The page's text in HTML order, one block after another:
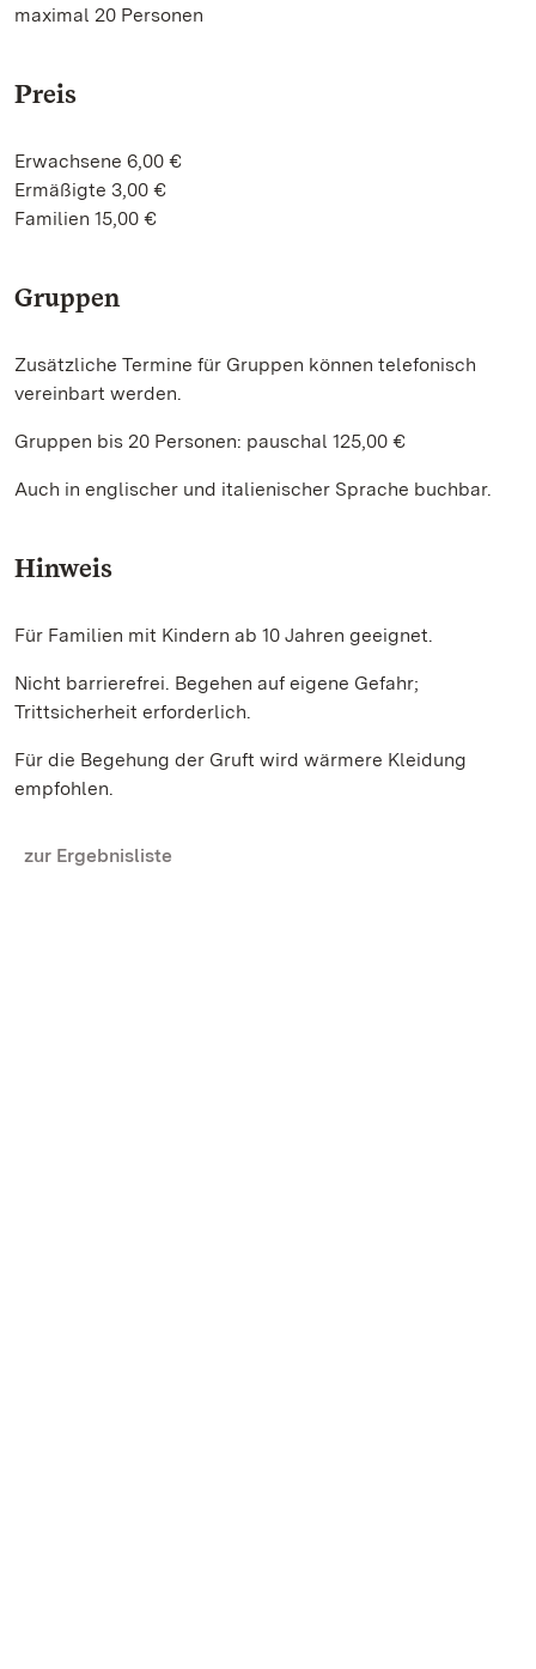
maximal 20 Personen
Preis
Erwachsene 6,00 €
Ermäßigte 3,00 €
Familien 15,00 €
Gruppen
Zusätzliche Termine für Gruppen können telefonisch
vereinbart werden.
Gruppen bis 20 Personen: pauschal 125,00 €
Auch in englischer und italienischer Sprache buchbar.
Hinweis
Für Familien mit Kindern ab 10 Jahren geeignet.
Nicht barrierefrei. Begehen auf eigene Gefahr;
Trittsicherheit erforderlich.
Für die Begehung der Gruft wird wärmere Kleidung
empfohlen.
zur Ergebnisliste